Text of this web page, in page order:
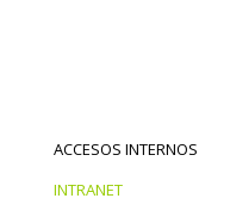
ACCESOS INTERNOS
INTRANET